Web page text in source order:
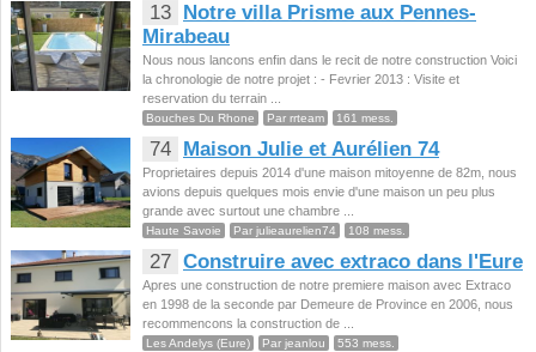
13
Notre villa Prisme aux Pennes-
Mirabeau
Nous nous lancons enfin dans le recit de notre construction Voici
la chronologie de notre projet : - Fevrier 2013 : Visite et
reservation du terrain ...
Bouches Du Rhone Par rrteam 161 mess.
74 Maison Julie et Aurélien 74
Proprietaires depuis 2014 d'une maison mitoyenne de 82m, nous
avions depuis quelques mois envie d'une maison un peu plus
grande avec surtout une chambre ...
Haute Savoie Par julieaurelien74 108 mess.
27 Construire avec extraco dans l'Eure
Apres une construction de notre premiere maison avec Extraco
en 1998 de la seconde par Demeure de Province en 2006, nous
recommencons la construction de ...
Les Andelys (Eure) Par jeanlou 553 mess.